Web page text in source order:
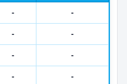
-
-
-
-
-
-
-
-